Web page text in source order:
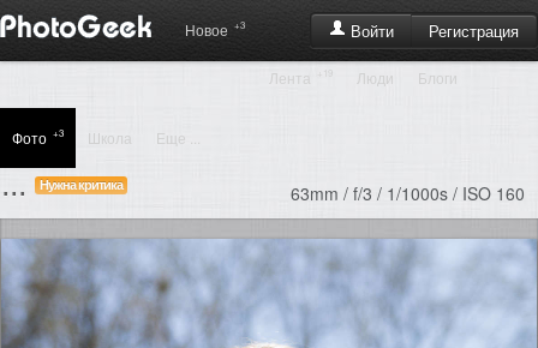
Войти Регистрация
Новое +3
Лента +19 Люди Блоги
Фото +3 Школа Еще ...
... Нужна критика 63mm / f/3 / 1/1000s / ISO 160